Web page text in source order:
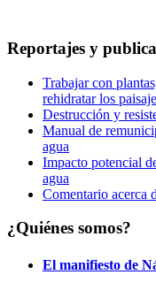
Reportajes y
Trabajar con
rehidratar los
Destrucción y
Manual de
agua
Impacto potencial
agua
Comentario acerca
¿Quiénes somos?
El manifiesto de